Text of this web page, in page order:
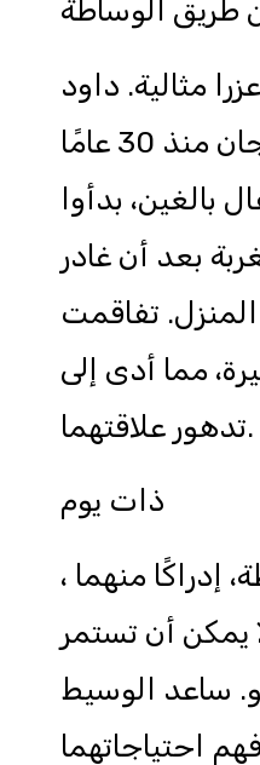
طريق الوساطة
مثالية. داود
وراحيل، المتزوجان منذ 30 عامًا
بالغين، بدأوا
بعد أن غادر
تفاقمت
مما أدى إلى
تدهور علاقتهما.
ذات يوم
، قررا تجربة الوساطة، إدراكًا منهما
يمكن أن تستمر
ساعد الوسيط
احتياجاتهما